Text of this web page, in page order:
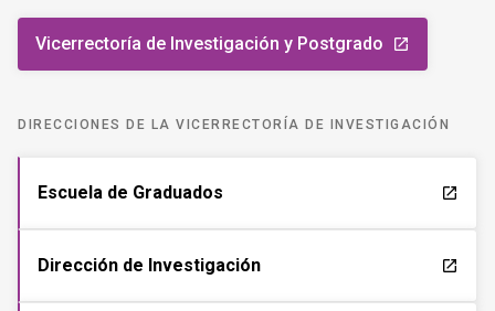
Vicerrectoría de Investigación y Postgrado launch
DIRECCIONES DE LA VICERRECTORÍA DE INVESTIGACIÓN
Escuela de Graduados launch
Dirección de Investigación launch